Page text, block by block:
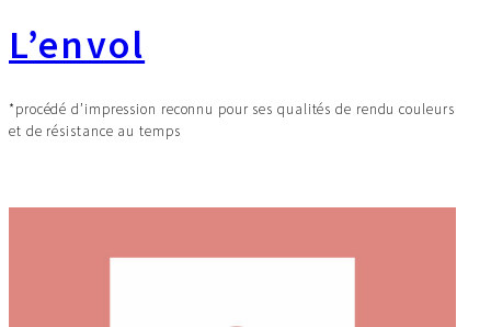
L’envol
*procédé d’impression reconnu pour ses qualités de rendu couleurs
et de résistance au temps